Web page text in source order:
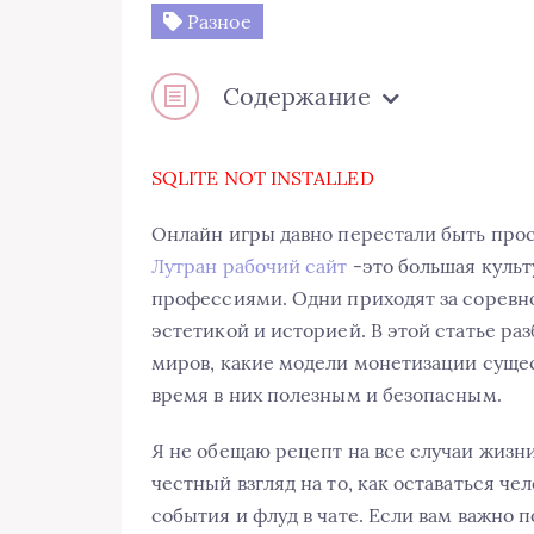
Разное
Содержание
SQLITE NOT INSTALLED
Онлайн игры давно перестали быть
Лутран рабочий сайт -это большая
профессиями. Одни приходят за
эстетикой и историей. В этой статье
миров, какие модели монетизации
время в них полезным и безопасным.
Я не обещаю рецепт на все случаи
честный взгляд на то, как оставаться
события и флуд в чате. Если вам важно